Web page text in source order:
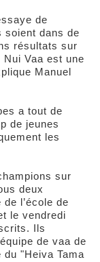
de
soient dans de
résultats sur
Vaa est une
Manuel
a tout de
de jeunes
les
sur
deux
l’école de
le vendredi
Ils
de vaa de
du "Heiva Tama